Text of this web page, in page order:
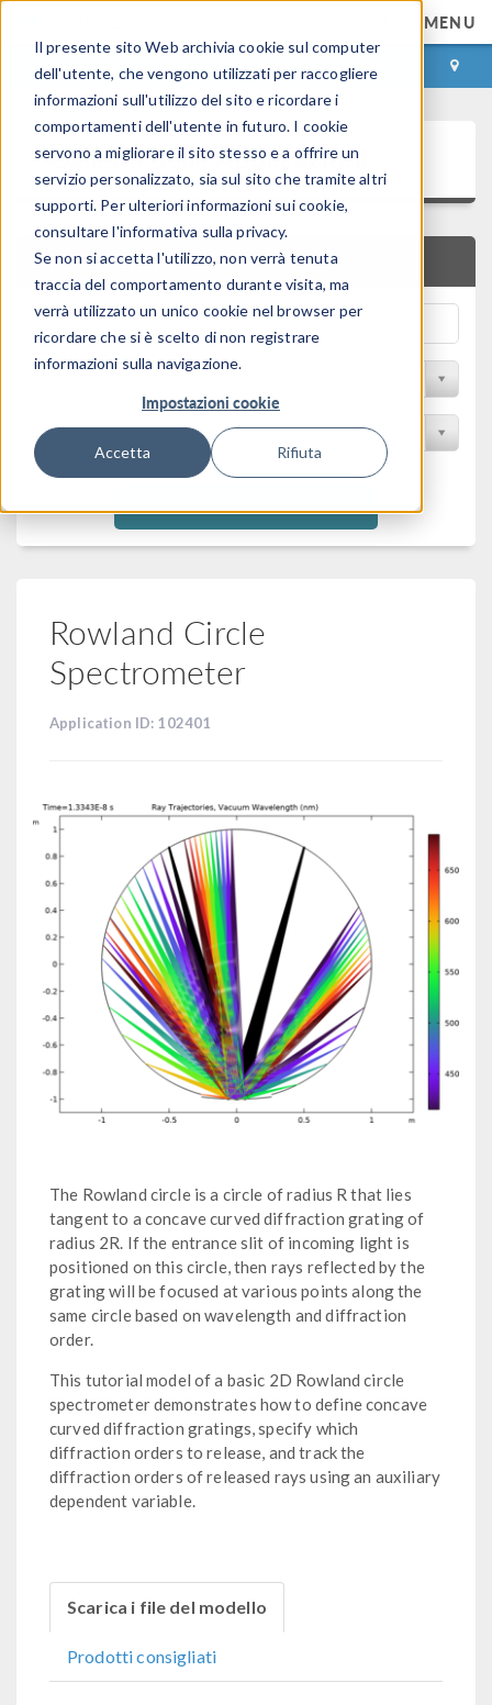
Il presente sito Web archivia cookie sul computer
dell'utente, che vengono utilizzati per raccogliere
informazioni sull'utilizzo del sito e ricordare i
comportamenti dell'utente in futuro. I cookie
servono a migliorare il sito stesso e a offrire un
servizio personalizzato, sia sul sito che tramite altri
supporti. Per ulteriori informazioni sui cookie,
consultare l'informativa sulla privacy.
Se non si accetta l'utilizzo, non verrà tenuta
traccia del comportamento durante visita, ma
verrà utilizzato un unico cookie nel browser per
ricordare che si è scelto di non registrare
informazioni sulla navigazione.
Impostazioni cookie
Accetta Rifiuta
MENU
ACCEDI CONTACT
Galleria delle Applicazioni
RICERCA RAPIDA
Filtra per Prodotto
Filtra
Rowland Circle
Spectrometer
Application ID: 102401
The Rowland circle is a circle of radius R that lies
tangent to a concave curved diffraction grating of
radius 2R. If the entrance slit of incoming light is
positioned on this circle, then rays reflected by the
grating will be focused at various points along the
same circle based on wavelength and diffraction
order.
This tutorial model of a basic 2D Rowland circle
spectrometer demonstrates how to define concave
curved diffraction gratings, specify which
diffraction orders to release, and track the
diffraction orders of released rays using an auxiliary
dependent variable.
Scarica i file del modello
Prodotti consigliati